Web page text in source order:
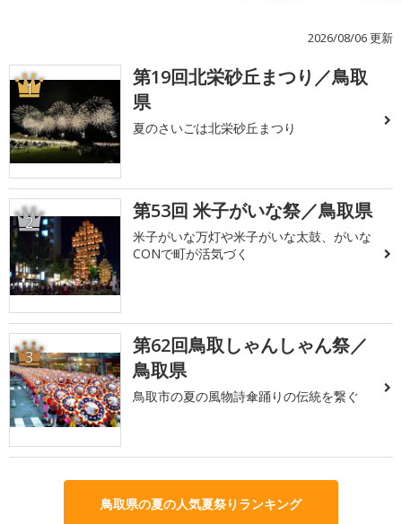
2026/08/06 更新
1
第19回北栄砂丘まつり／鳥取
県
夏のさいごは北栄砂丘まつり
2 第53回 米子がいな祭／鳥取県
米子がいな万灯や米子がいな太鼓、がいな
CONで町が活気づく
3
第62回鳥取しゃんしゃん祭／
鳥取県
鳥取市の夏の風物詩傘踊りの伝統を繋ぐ
鳥取県の夏の人気夏祭りランキング